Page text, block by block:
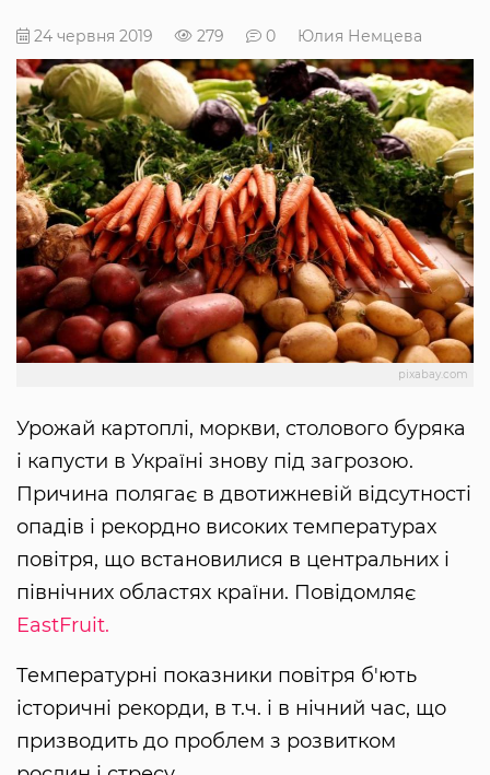
24 червня 2019 279 0 Юлия Немцева
pixabay.com
Урожай картоплі, моркви, столового буряка
і капусти в Україні знову під загрозою.
Причина полягає в двотижневій відсутності
опадів і рекордно високих температурах
повітря, що встановилися в центральних і
північних областях країни. Повідомляє
EastFruit.
Температурні показники повітря б'ють
історичні рекорди, в т.ч. і в нічний час, що
призводить до проблем з розвитком